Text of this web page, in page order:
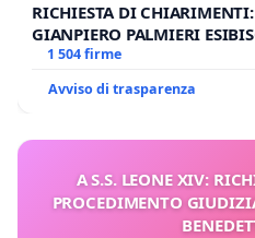
RICHIESTA DI
GIANPIERO PALMIERI
1 504 firme
Avviso di trasparenza
A S.S. LEONE XIV:
PROCEDIMENTO